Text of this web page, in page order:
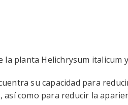
la planta Helichrysum
su capacidad para
como para reducir la